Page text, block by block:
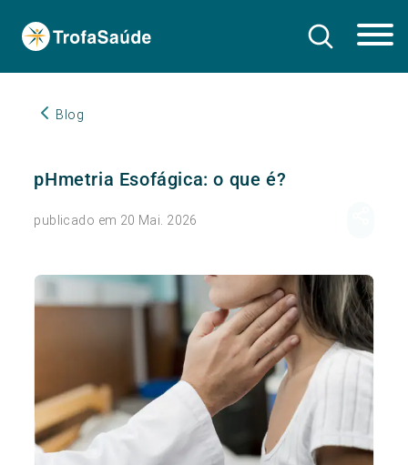
Blog
pHmetria Esofágica: o que é?
publicado em 20 Mai. 2026